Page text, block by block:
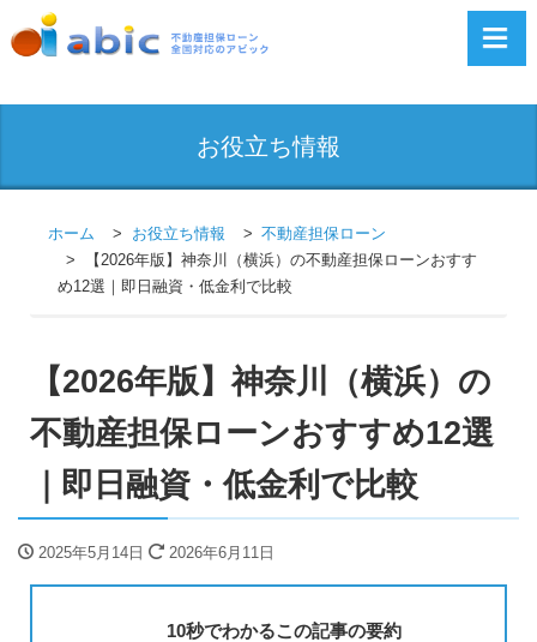
お役立ち情報
ホーム お役立ち情報
不動産担保ローン
【2026年版】神奈川（横浜）の不動産担保ローンおすす
め12選｜即日融資・低金利で比較
【2026年版】神奈川（横浜）の
不動産担保ローンおすすめ12選
｜即日融資・低金利で比較
2025年5月14日 2026年6月11日
10秒でわかるこの記事の要約